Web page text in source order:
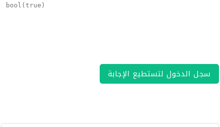
bool(true)
سجل الدخول لتستطيع الإجابة